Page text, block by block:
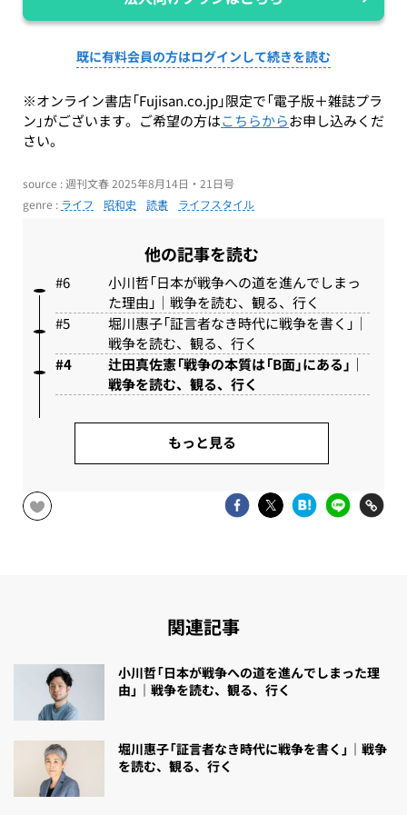
既に有料会員の方はログインして続きを読む
※オンライン書店「Fujisan.co.jp」限定で「電子版＋雑誌プラ
ン」がございます。ご希望の方はこちらからお申し込みくだ
さい。
source : 週刊文春 2025年8月14日・21日号
genre : ライフ 昭和史 読書 ライフスタイル
他の記事を読む
小川哲「日本が戦争への道を進んでしまっ
た理由」｜戦争を読む、観る、行く
堀川惠子「証言者なき時代に戦争を書く」｜
戦争を読む、観る、行く
辻田真佐憲「戦争の本質は「B面」にある」｜
戦争を読む、観る、行く
もっと見る
関連記事
小川哲「日本が戦争への道を進んでしまった理
由」｜戦争を読む、観る、行く
堀川惠子「証言者なき時代に戦争を書く」｜戦争
を読む、観る、行く